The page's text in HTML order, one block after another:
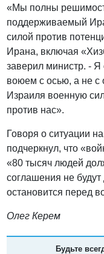
«Мы полны
поддерживаемый
силой против
Ирана, включая
заверил министр. -
воюем с осью, а не с
Израиля военную
против нас».
Говоря о ситуации
подчеркнул, что
«80 тысяч людей
соглашения не
остановится перед
Олег Керем
Будьте